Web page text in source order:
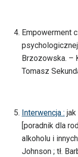
Empowerment
Brzozowska. –
Tomasz
Interwencja :
[poradnik dla
alkoholu i
Johnson ; tł.